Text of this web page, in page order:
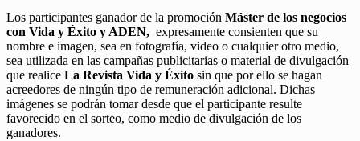
Los participantes ganador de la promoción Máster de los negocios
con Vida y Éxito y ADEN, expresamente consienten que su
nombre e imagen, sea en fotografía, video o cualquier otro medio,
sea utilizada en las campañas publicitarias o material de divulgación
que realice La Revista Vida y Éxito sin que por ello se hagan
acreedores de ningún tipo de remuneración adicional. Dichas
imágenes se podrán tomar desde que el participante resulte
favorecido en el sorteo, como medio de divulgación de los
ganadores.